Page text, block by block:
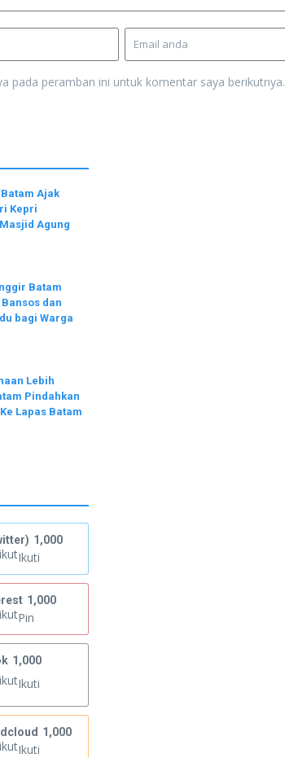
pada peramban ini untuk komentar saya berikutnya.
Ajak
Kepri
Agung
Batam
dan
bagi Warga
Lebih
Pindahkan
Lapas Batam
1,000
Ikuti
1,000
Pin
1,000
Ikuti
1,000
Ikuti